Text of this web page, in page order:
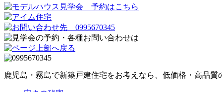
鹿児島・霧島で新築戸建住宅をお考えなら、低価格・高品質